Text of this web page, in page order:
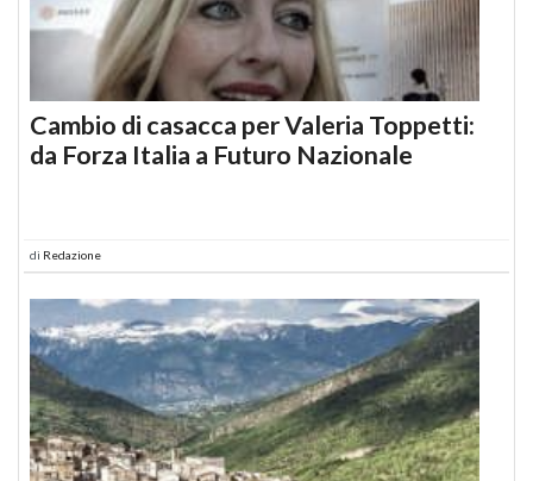
Cambio di casacca per Valeria Toppetti:
da Forza Italia a Futuro Nazionale
di Redazione